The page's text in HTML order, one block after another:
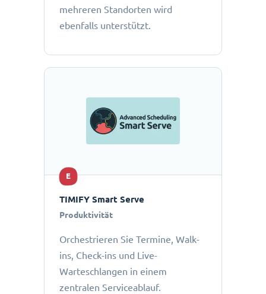
mehreren Standorten wird
ebenfalls unterstützt.
E
TIMIFY Smart Serve
Produktivität
Orchestrieren Sie Termine, Walk-
ins, Check-ins und Live-
Warteschlangen in einem
zentralen Serviceablauf.